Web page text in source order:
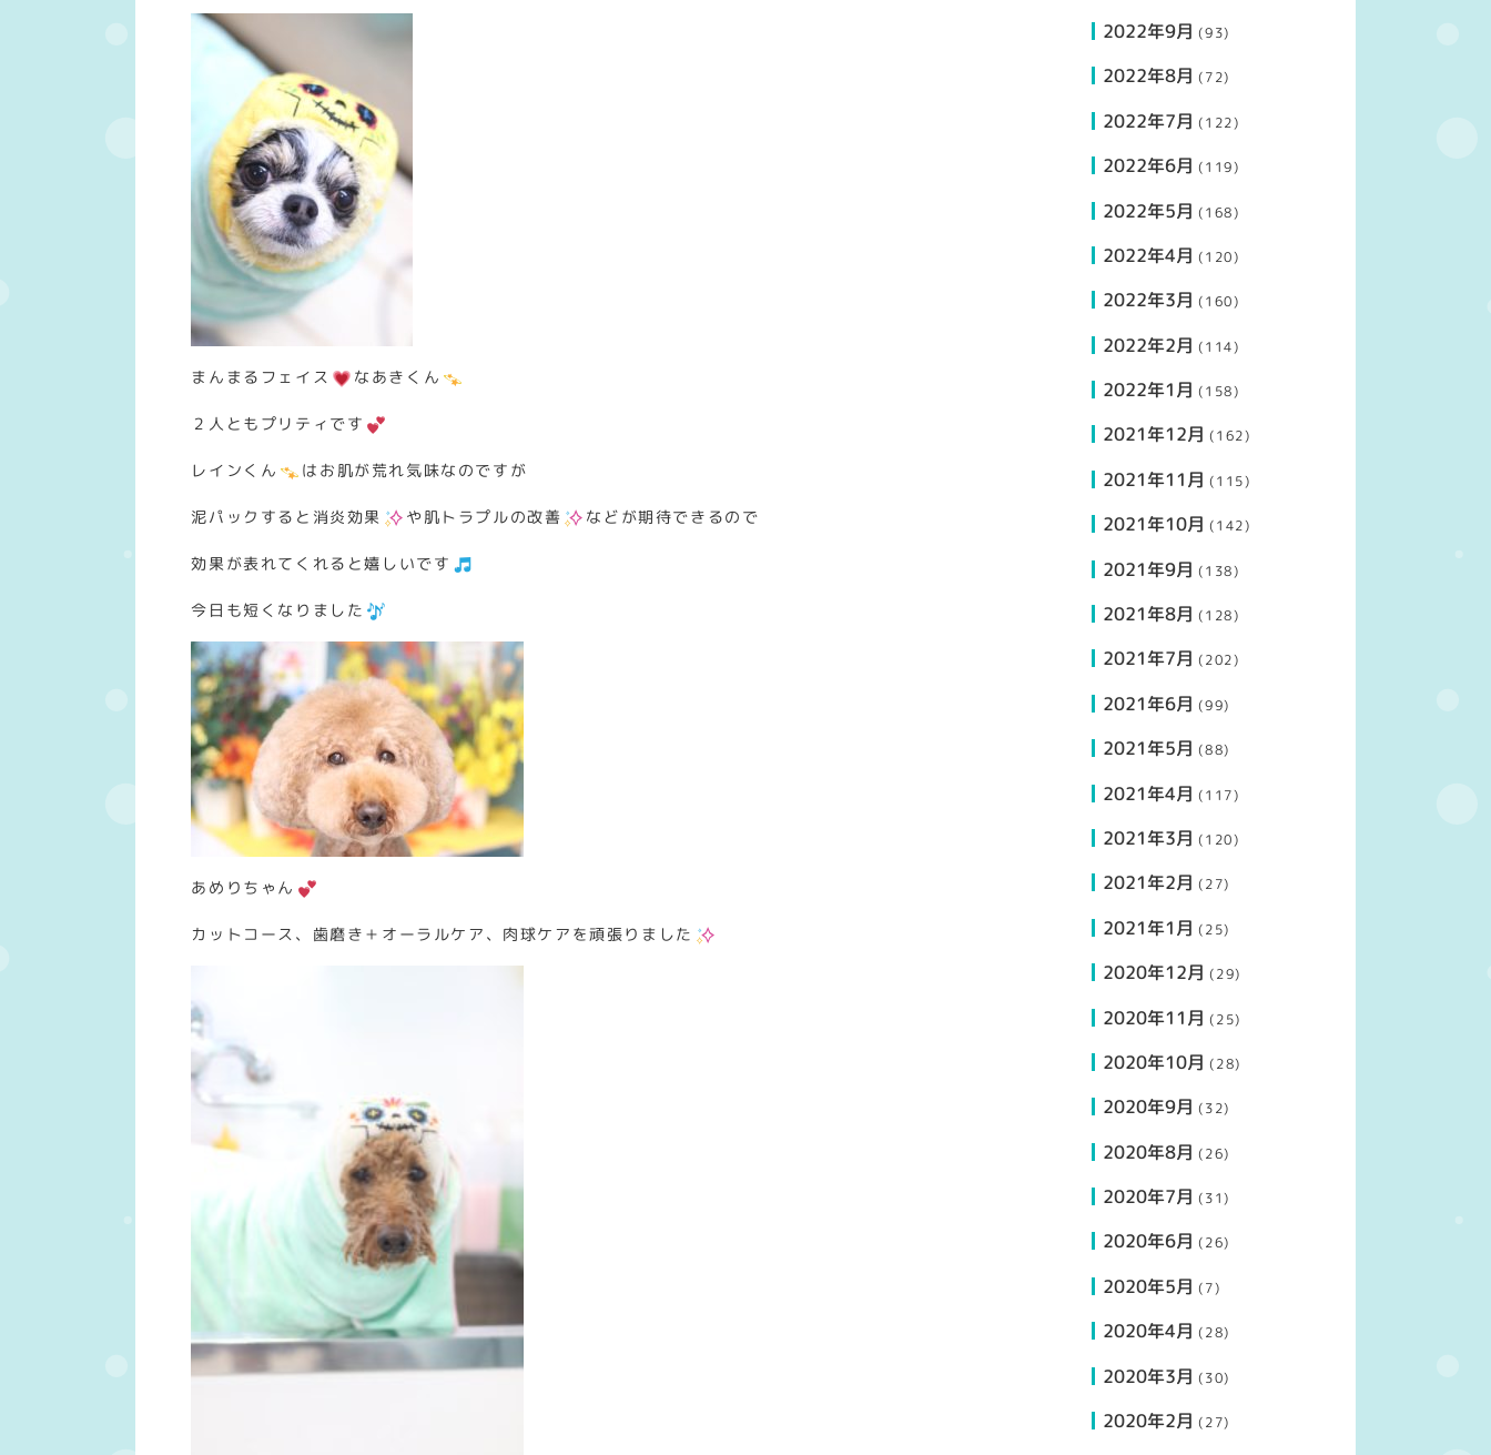
まんまるフェイス なあきくん
２人ともプリティです
レインくん はお肌が荒れ気味なのですが
泥パックすると消炎効果 や肌トラプルの改善 などが期待できるので
効果が表れてくれると嬉しいです
今日も短くなりました
あめりちゃん
カットコース、歯磨き＋オーラルケア、肉球ケアを頑張りました
2022年9月 (93)
2022年8月 (72)
2022年7月 (122)
2022年6月 (119)
2022年5月 (168)
2022年4月 (120)
2022年3月 (160)
2022年2月 (114)
2022年1月 (158)
2021年12月 (162)
2021年11月 (115)
2021年10月 (142)
2021年9月 (138)
2021年8月 (128)
2021年7月 (202)
2021年6月 (99)
2021年5月 (88)
2021年4月 (117)
2021年3月 (120)
2021年2月 (27)
2021年1月 (25)
2020年12月 (29)
2020年11月 (25)
2020年10月 (28)
2020年9月 (32)
2020年8月 (26)
2020年7月 (31)
2020年6月 (26)
2020年5月 (7)
2020年4月 (28)
2020年3月 (30)
2020年2月 (27)